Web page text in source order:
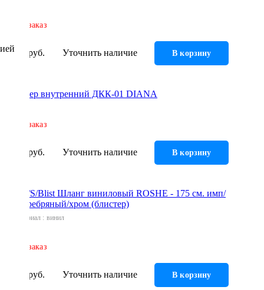
Под заказ
250 руб. Уточнить наличие В корзину
Дивертер внутренний ДКК-01 DIANA
Под заказ
253 руб. Уточнить наличие В корзину
ШД-11/S/Blist Шланг виниловый ROSHE - 175 см. имп/
кон. серебряный/хром (блистер)
Материал винил
Под заказ
273 руб. Уточнить наличие В корзину